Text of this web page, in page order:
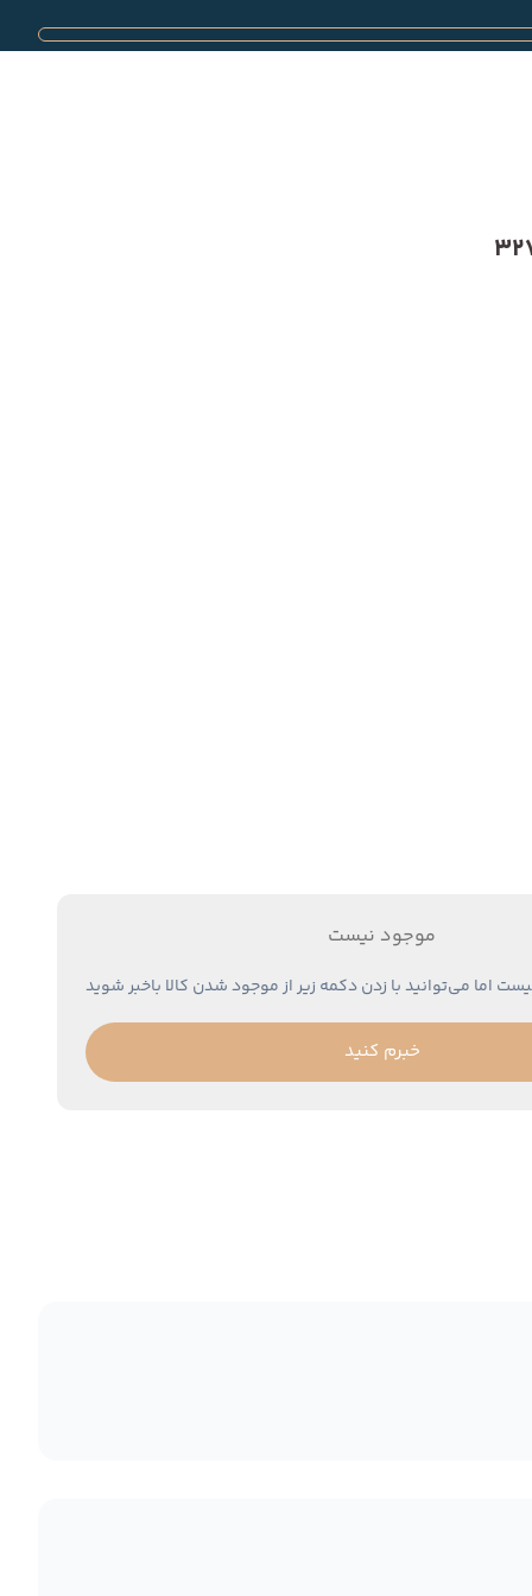
موجود نیست
اما می‌توانید با زدن دکمه زیر از موجود شدن کالا باخبر شوید
خبرم کنید